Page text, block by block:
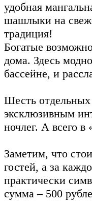
удобная
шашлыки на
традиция!
Богатые
дома. Здесь
бассейне, и
Шесть
эксклюзивным
ночлег. А всего в
Заметим, что
гостей, а за
практически
сумма – 500